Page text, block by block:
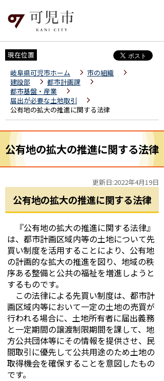
現在位置
岐阜県可児市ホーム
市の組織
建設部
都市計画課
都市基盤・産業
届出が必要な土地取引
公有地の拡大の推進に関する法律
公有地の拡大の推進に関する法律
更新日:2022年4月19日
公有地の拡大の推進に関する法律
『公有地の拡大の推進に関する法律』
は、都市計画区域内等の土地について先
買い制度を活用することにより、公有地
の計画的な拡大の推進を図り、地域の秩
序ある整備と公共の福祉を増進しようと
するものです。
この法律による先買い制度は、都市計
画区域内等において一定の土地の売買が
行われる場合に、土地所有者に届出義務
と一定期間の譲渡制限期間を課して、地
方公共団体等にその情報を提供させ、民
間取引に優先して公共用途のため土地の
取得機会を確保することを意図したもの
です。